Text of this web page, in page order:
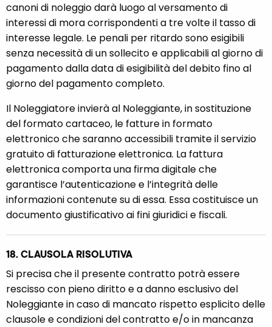
canoni di noleggio darà luogo al versamento di
interessi di mora corrispondenti a tre volte il tasso di
interesse legale. Le penali per ritardo sono esigibili
senza necessità di un sollecito e applicabili al giorno di
pagamento dalla data di esigibilità del debito fino al
giorno del pagamento completo.
Il Noleggiatore invierà al Noleggiante, in sostituzione
del formato cartaceo, le fatture in formato
elettronico che saranno accessibili tramite il servizio
gratuito di fatturazione elettronica. La fattura
elettronica comporta una firma digitale che
garantisce l’autenticazione e l’integrità delle
informazioni contenute su di essa. Essa costituisce un
documento giustificativo ai fini giuridici e fiscali.
18. CLAUSOLA RISOLUTIVA
Si precisa che il presente contratto potrà essere
rescisso con pieno diritto e a danno esclusivo del
Noleggiante in caso di mancato rispetto esplicito delle
clausole e condizioni del contratto e/o in mancanza